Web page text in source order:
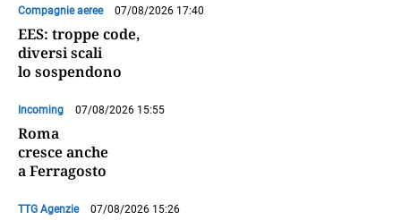
Compagnie aeree 07/08/2026 17:40
EES: troppe code,
diversi scali
lo sospendono
Incoming 07/08/2026 15:55
Roma
cresce anche
a Ferragosto
TTG Agenzie 07/08/2026 15:26